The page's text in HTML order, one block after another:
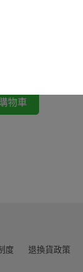
物車
度 退換貨政策